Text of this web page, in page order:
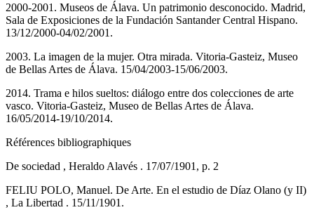
2000-2001. Museos de Álava. Un patrimonio desconocido. Madrid,
Sala de Exposiciones de la Fundación Santander Central Hispano.
13/12/2000-04/02/2001.
2003. La imagen de la mujer. Otra mirada. Vitoria-Gasteiz, Museo
de Bellas Artes de Álava. 15/04/2003-15/06/2003.
2014. Trama e hilos sueltos: diálogo entre dos colecciones de arte
vasco. Vitoria-Gasteiz, Museo de Bellas Artes de Álava.
16/05/2014-19/10/2014.
Références bibliographiques
De sociedad , Heraldo Alavés . 17/07/1901, p. 2
FELIU POLO, Manuel. De Arte. En el estudio de Díaz Olano (y II)
, La Libertad . 15/11/1901.